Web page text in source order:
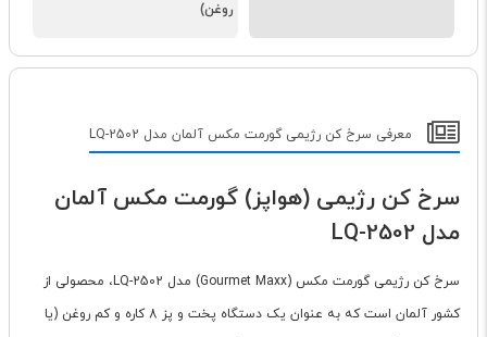
روغن)
معرفی سرخ کن رژیمی گورمت مکس آلمان مدل LQ-2502
سرخ کن رژیمی (هواپز) گورمت مکس آلمان
مدل LQ-2502
سرخ کن رژیمی گورمت مکس (Gourmet Maxx) مدل LQ-2502، محصولی از
کشور آلمان است که به عنوان یک دستگاه پخت و پز 8 کاره و کم روغن (یا